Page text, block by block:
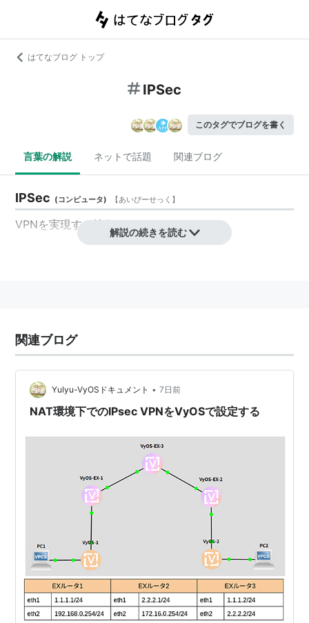
はてなブログ トップ
IPSec
このタグでブログを書く
言葉の解説 ネットで話題 関連ブログ
IPSec (コンピュータ) 【あいぴーせっく 】
VPNを実現する技術の一つ
解説の続きを読む
関連ブログ
Yulyu-VyOSドキュメント • 7日前
NAT環境下でのIPsec VPNをVyOSで設定する